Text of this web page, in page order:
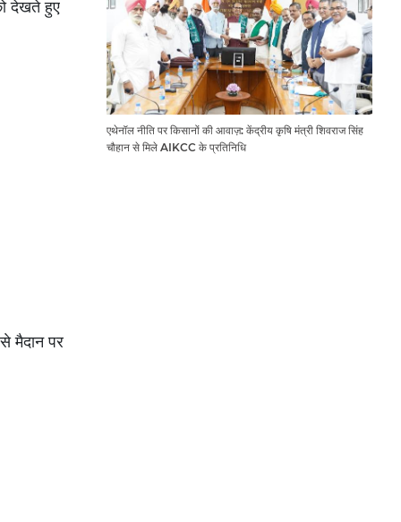
देखते हुए
मैदान पर
एथेनॉल नीति पर किसानों की आवाज़: केंद्रीय कृषि मंत्री शिवराज सिंह
चौहान से मिले AIKCC के प्रतिनिधि